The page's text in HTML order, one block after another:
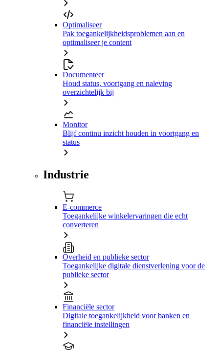
Optimaliseer
Pak toegankelijkheidsproblemen aan en
optimaliseer je content
Documenteer
Houd status, voortgang en naleving
overzichtelijk bij
Monitor
Blijf continu inzicht houden in voortgang en
status
Industrie
E-commerce
Toegankelijke winkelervaringen die echt
converteren
Overheid en publieke sector
Toegankelijke digitale dienstverlening voor de
publieke sector
Financiële sector
Digitale toegankelijkheid voor banken en
financiële instellingen